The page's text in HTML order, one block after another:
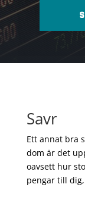
Savr
Ett annat bra
dom är det
oavsett hur
pengar till